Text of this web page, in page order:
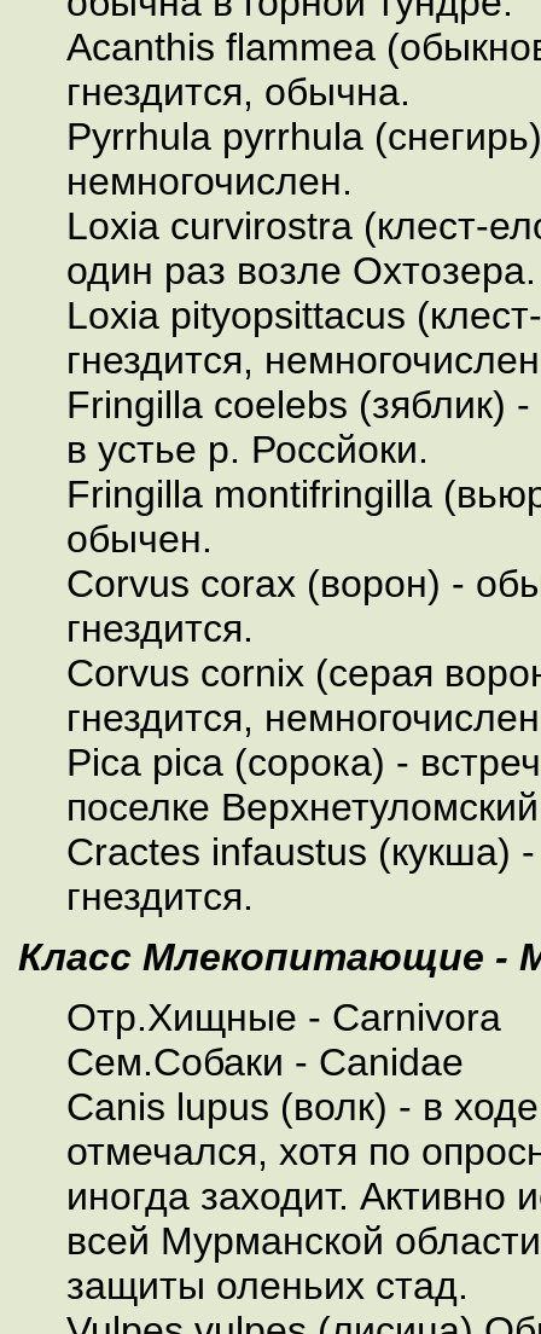
Acanthis flammea
гнездится, обычна.
Pyrrhula pyrrhula
немногочислен.
Loxia curvirostra (клест-
один раз возле Охтозера.
Loxia pityopsittacus
гнездится,
Fringilla coelebs (зяблик)
в устье р. Россйоки.
Fringilla montifringilla
обычен.
Corvus corax (ворон) -
гнездится.
Corvus cornix (серая
гнездится,
Pica pica (сорока) -
поселке
Cractes infaustus (кукша)
гнездится.
Класс Млекопитающие -
Отр.Хищные - Сarnivora
Сем.Собаки - Canidae
Canis lupus (волк) - в
отмечался, хотя по
иногда заходит. Активно
всей Мурманской
защиты оленьих стад.